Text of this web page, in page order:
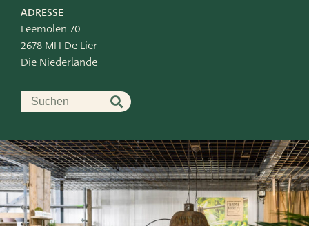
ADRESSE
Leemolen 70
2678 MH De Lier
Die Niederlande